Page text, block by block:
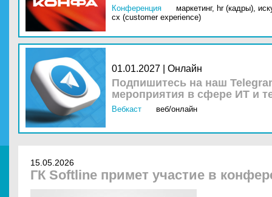
Конференция маркетинг, hr (кадры),
cx (customer experience)
01.01.2027 | Онлайн
Подпишитесь на наш
мероприятия в сфере ИТ и
Вебкаст веб/онлайн
15.05.2026
ГК Softline примет участие в